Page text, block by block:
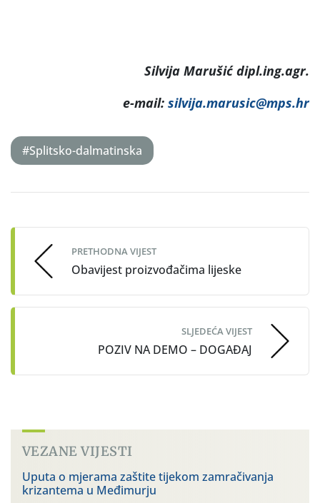
Silvija Marušić dipl.ing.agr.
e-mail: silvija.marusic@mps.hr
#Splitsko-dalmatinska
navigation
PRETHODNA VIJEST
Obavijest proizvođačima lijeske
SLJEDEĆA VIJEST
POZIV NA DEMO – DOGAĐAJ
VEZANE VIJESTI
Uputa o mjerama zaštite tijekom zamračivanja
krizantema u Međimurju